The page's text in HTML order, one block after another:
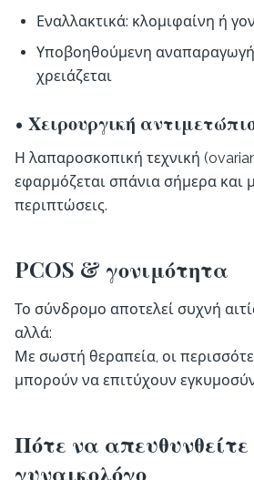
Εναλλακτικά: κλομιφαίνη ή
Υποβοηθούμενη αναπαραγωγή
χρειάζεται
• Χειρουργική
Η λαπαροσκοπική τεχνική
εφαρμόζεται σπάνια σήμερα και
περιπτώσεις.
PCOS & γονιμότητα
Το σύνδρομο αποτελεί συχνή
αλλά:
Με σωστή θεραπεία, οι
μπορούν να επιτύχουν
Πότε να απευθυνθείτε
γυναικολόγο